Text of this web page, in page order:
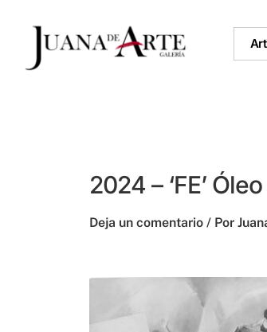
contenido
2024 – ‘FE’
Deja un comentario / Por